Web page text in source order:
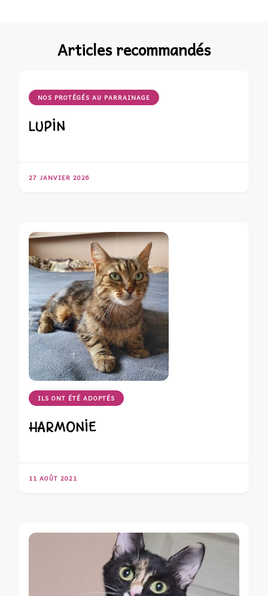
Articles recommandés
NOS PROTÉGÉS AU PARRAINAGE
LUPIN
27 JANVIER 2026
ILS ONT ÉTÉ ADOPTÉS
HARMONIE
11 AOÛT 2021